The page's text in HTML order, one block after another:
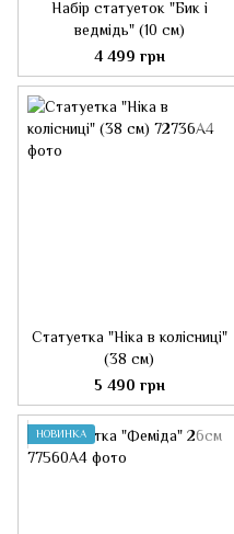
Набір статуеток "Бик і
ведмідь" (10 см)
4 499 грн
Статуетка "Ніка в колісниці"
(38 см)
5 490 грн
НОВИНКА